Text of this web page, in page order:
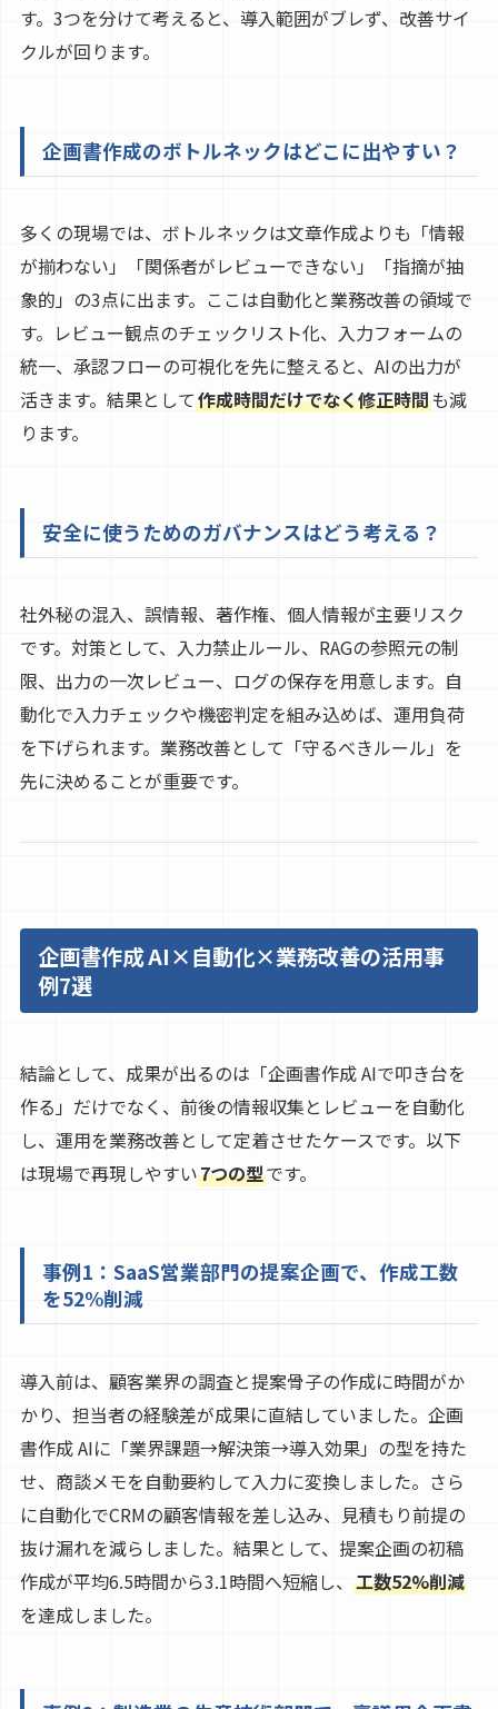
す。3つを分けて考えると、導入範囲がブレず、改善サイ
クルが回ります。
企画書作成のボトルネックはどこに出やすい？
多くの現場では、ボトルネックは文章作成よりも「情報
が揃わない」「関係者がレビューできない」「指摘が抽
象的」の3点に出ます。ここは自動化と業務改善の領域で
す。レビュー観点のチェックリスト化、入力フォームの
統一、承認フローの可視化を先に整えると、AIの出力が
活きます。結果として作成時間だけでなく修正時間も減
ります。
安全に使うためのガバナンスはどう考える？
社外秘の混入、誤情報、著作権、個人情報が主要リスク
です。対策として、入力禁止ルール、RAGの参照元の制
限、出力の一次レビュー、ログの保存を用意します。自
動化で入力チェックや機密判定を組み込めば、運用負荷
を下げられます。業務改善として「守るべきルール」を
先に決めることが重要です。
企画書作成 AI×自動化×業務改善の活用事
例7選
結論として、成果が出るのは「企画書作成 AIで叩き台を
作る」だけでなく、前後の情報収集とレビューを自動化
し、運用を業務改善として定着させたケースです。以下
は現場で再現しやすい7つの型です。
事例1：SaaS営業部門の提案企画で、作成工数
を52%削減
導入前は、顧客業界の調査と提案骨子の作成に時間がか
かり、担当者の経験差が成果に直結していました。企画
書作成 AIに「業界課題→解決策→導入効果」の型を持た
せ、商談メモを自動要約して入力に変換しました。さら
に自動化でCRMの顧客情報を差し込み、見積もり前提の
抜け漏れを減らしました。結果として、提案企画の初稿
作成が平均6.5時間から3.1時間へ短縮し、 工数52%削減
を達成しました。